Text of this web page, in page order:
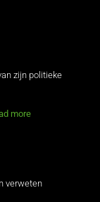
zijn politieke
more
verweten